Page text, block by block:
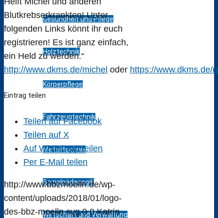
Gesundheit und Pflege
Holztechnik
Körperpflege
Fahrzeugtechnik
Metalltechnik
Sozialpädagogik
Wirtschaft und Verwaltung
Blutkrebserkrankten! Unter
folgenden Links könnt ihr euch
registrieren! Es ist ganz einfach,
ein Held zu werden.“
http://www.dkms.de/michel oder https://www.dkms.de/
Eintrag teilen
Teilen auf Facebook
Teilen auf X
Auf WhatsApp teilen
Per E-Mail teilen
http://www.bbzmoelln.de/wp-
content/uploads/2018/01/logo-
des-bbz-moelln.svg 0 0 Katrin